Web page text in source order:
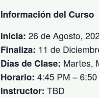
Información del Curso
Inicia: 26 de Agosto,
Finaliza: 11 de
Días de Clase: Martes,
Horario: 4:45 PM –
Instructor: TBD